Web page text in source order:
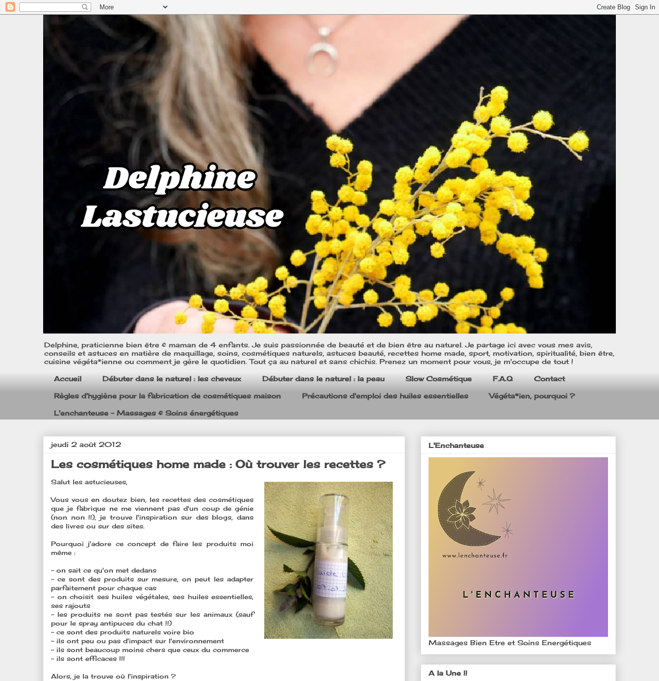
Delphine, praticienne bien être & maman de 4 enfants. Je suis passionnée de beauté et de bien être au naturel. Je partage ici avec vous mes avis,
conseils et astuces en matière de maquillage, soins, cosmétiques naturels, astuces beauté, recettes home made, sport, motivation, spiritualité, bien être,
cuisine végéta*ienne ou comment je gère le quotidien. Tout ça au naturel et sans chichis. Prenez un moment pour vous, je m'occupe de tout !
Accueil Débuter dans le naturel : les cheveux Débuter dans le naturel : la peau Slow Cosmétique F.A.Q Contact
Règles d'hygiène pour la fabrication de cosmétiques maison Précautions d'emploi des huiles essentielles Végéta*ien, pourquoi ?
L'enchanteuse - Massages & Soins énergétiques
jeudi 2 août 2012
Les cosmétiques home made : Où trouver les recettes ?
Salut les astucieuses,
Vous vous en doutez bien, les recettes des cosmétiques
que je fabrique ne me viennent pas d'un coup de génie
(non non !!), je trouve l'inspiration sur des blogs, dans
des livres ou sur des sites.
Pourquoi j'adore ce concept de faire les produits moi
même :
- on sait ce qu'on met dedans
- ce sont des produits sur mesure, on peut les adapter
parfaitement pour chaque cas
- on choisit ses huiles végétales, ses huiles essentielles,
ses rajouts
- les produits ne sont pas testés sur les animaux (sauf
pour le spray antipuces du chat !!)
- ce sont des produits naturels voire bio
- ils ont peu ou pas d'impact sur l'environnement
- ils sont beaucoup moins chers que ceux du commerce
- ils sont efficaces !!!
Alors, je la trouve où l'inspiration ?
L'Enchanteuse
Massages Bien Etre et Soins Energétiques
A la Une !!